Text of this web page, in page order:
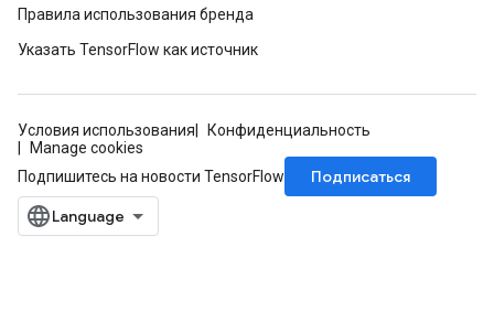
Правила использования бренда
Указать TensorFlow как источник
Условия использования
Конфиденциальность
Manage cookies
Подпишитесь на новости TensorFlow
Подписаться